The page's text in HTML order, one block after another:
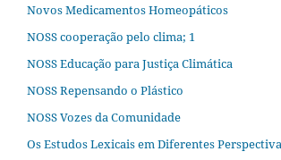
Novos Medicamentos Homeopáticos
NOSS cooperação pelo clima; 1
NOSS Educação para Justiça Climática
NOSS Repensando o Plástico
NOSS Vozes da Comunidade
Os Estudos Lexicais em Diferentes